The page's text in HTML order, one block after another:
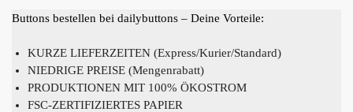
Buttons bestellen bei dailybuttons – Deine Vorteile:
KURZE LIEFERZEITEN (Express/Kurier/Standard)
NIEDRIGE PREISE (Mengenrabatt)
PRODUKTIONEN MIT 100% ÖKOSTROM
FSC-ZERTIFIZIERTES PAPIER